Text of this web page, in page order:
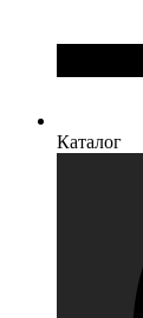
Каталог